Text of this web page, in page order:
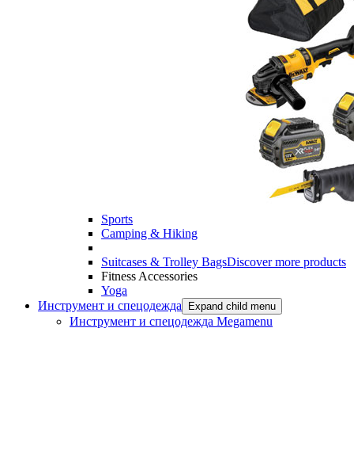
Sports
Camping & Hiking
Suitcases & Trolley BagsDiscover more products
Fitness Accessories
Yoga
Инструмент и спецодежда
Expand child menu
Инструмент и спецодежда Megamenu